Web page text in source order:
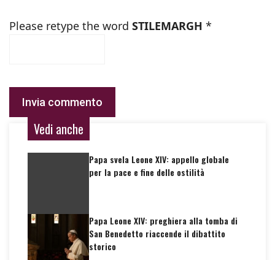
Please retype the word STILEMARGH *
Vedi anche
Papa svela Leone XIV: appello globale
per la pace e fine delle ostilità
Papa Leone XIV: preghiera alla tomba di
San Benedetto riaccende il dibattito
storico